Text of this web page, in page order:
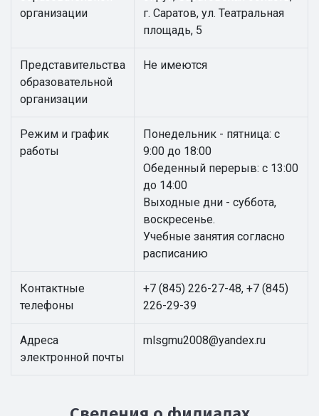
организации
г. Саратов, ул. Театральная
площадь, 5
Представительства
образовательной
организации
Не имеются
Режим и график
работы
Понедельник - пятница: с
9:00 до 18:00
Обеденный перерыв: с 13:00
до 14:00
Выходные дни - суббота,
воскресенье.
Учебные занятия согласно
расписанию
Контактные
телефоны
+7 (845) 226-27-48, +7 (845)
226-29-39
Адреса
электронной почты
mlsgmu2008@yandex.ru